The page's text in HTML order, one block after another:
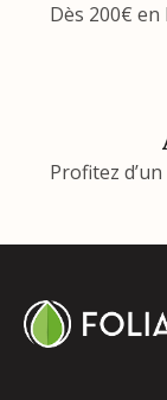
Dès 200€
Profitez